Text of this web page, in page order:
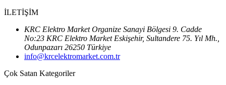
İLETİŞİM
KRC Elektro Market Organize Sanayi Bölgesi 9. Cadde
No:23 KRC Elektro Market Eskişehir, Sultandere 75. Yıl Mh.,
Odunpazarı 26250 Türkiye
info@krcelektromarket.com.tr
Çok Satan Kategoriler